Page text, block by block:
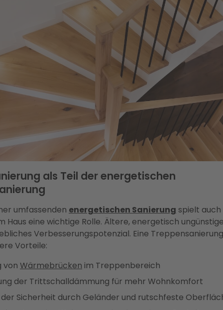
als Teil der energetischen
umfassenden energetischen Sanierung spielt
Haus eine wichtige Rolle. Ältere, energetisch
Verbesserungspotenzial. Eine
Vorteile:
von Wärmebrücken im Treppenbereich
der Trittschalldämmung für mehr Wohnkomfort
Sicherheit durch Geländer und rutschfeste